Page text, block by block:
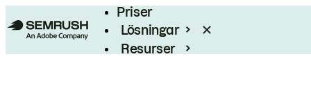
Priser
Lösningar
Resurser